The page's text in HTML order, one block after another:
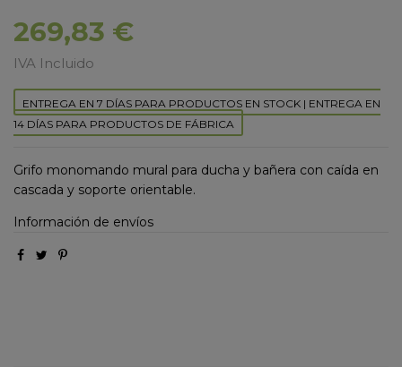
269,83 €
IVA Incluido
ENTREGA EN 7 DÍAS PARA PRODUCTOS EN STOCK | ENTREGA EN
14 DÍAS PARA PRODUCTOS DE FÁBRICA
Grifo monomando mural para ducha y bañera con caída en
cascada y soporte orientable.
Información de envíos